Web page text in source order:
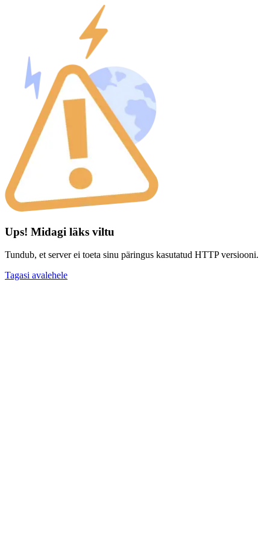
Ups! Midagi läks viltu
Tundub, et server ei toeta sinu päringus kasutatud HTTP versiooni.
Tagasi avalehele